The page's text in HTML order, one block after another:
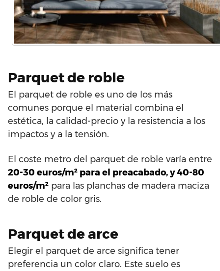
Parquet de roble
El parquet de roble es uno de los más
comunes porque el material combina el
estética, la calidad-precio y la resistencia a los
impactos y a la tensión.
El coste metro del parquet de roble varía entre
20-30 euros/m² para el preacabado, y 40-80
euros/m² para las planchas de madera maciza
de roble de color gris.
Parquet de arce
Elegir el parquet de arce significa tener
preferencia un color claro. Este suelo es